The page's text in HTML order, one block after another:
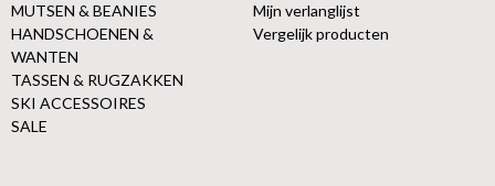
MUTSEN & BEANIES
HANDSCHOENEN &
WANTEN
TASSEN & RUGZAKKEN
SKI ACCESSOIRES
SALE
Mijn verlanglijst
Vergelijk producten